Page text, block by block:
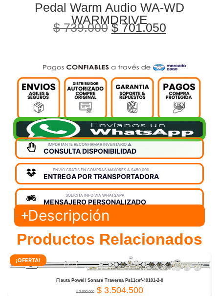
Pedal Warm Audio WA-WD
WARMDRIVE
$739.000 $701.050
IMPORTANTE RECONFIRMAR INVENTARIO ⚠️
CONSULTA DISPONIBILIDAD
ENVIO GRATIS EN COMPRAS MAYORES A $450,000
ENTREGA POR TRANSPORTADORA
SOLICITA INFO VIA WHATSAPP
MENSAJERO PERSONALIZADO
Descripción
Productos Relacionados
¡OFERTA!
Flauta Powell Sonare Traversa Ps11cef-40101-2-0
$3.690.000 $ 3.504.500